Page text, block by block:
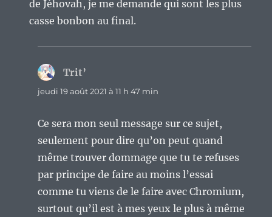
de Jéhovah, je me demande qui sont les plus
casse bonbon au final.
Trit’
jeudi 19 août 2021 à 11 h 47 min
Ce sera mon seul message sur ce sujet,
seulement pour dire qu’on peut quand
même trouver dommage que tu te refuses
par principe de faire au moins l’essai
comme tu viens de le faire avec Chromium,
surtout qu’il est à mes yeux le plus à même